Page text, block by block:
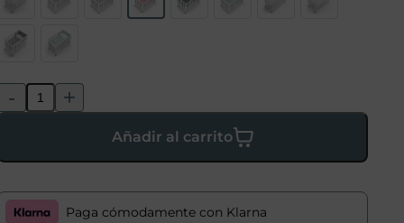
- +
Añadir al carrito
Paga cómodamente con Klarna